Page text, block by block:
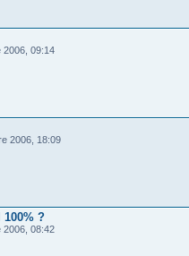
2006, 09:14
2006, 18:09
100% ?
2006, 08:42